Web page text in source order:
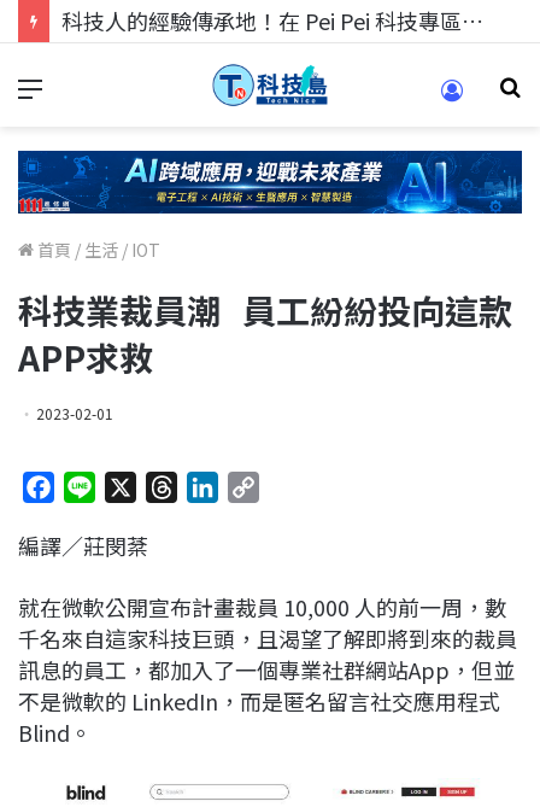
科技人的經驗傳承地！在 Pei Pei 科技專區，與學弟妹交流最硬核的技術
首頁 / 生活 / IOT
科技業裁員潮 員工紛紛投向這款
APP求救
2023-02-01
c
b
o
o
k
n
a
d
s
e
d
I
n
L
i
n
k
編譯／莊閔棻
就在微軟公開宣布計畫裁員 10,000 人的前一周，數
千名來自這家科技巨頭，且渴望了解即將到來的裁員
訊息的員工，都加入了一個專業社群網站App，但並
不是微軟的 LinkedIn，而是匿名留言社交應用程式
Blind。